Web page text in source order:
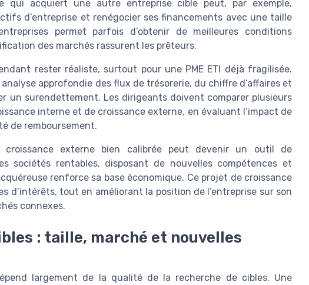
qui acquiert une autre entreprise cible peut, par exemple,
d’entreprise et renégocier ses financements avec une taille
permet parfois d’obtenir de meilleures conditions
des marchés rassurent les prêteurs.
rester réaliste, surtout pour une PME ETI déjà fragilisée.
approfondie des flux de trésorerie, du chiffre d’affaires et
un surendettement. Les dirigeants doivent comparer plusieurs
interne et de croissance externe, en évaluant l’impact de
de remboursement.
externe bien calibrée peut devenir un outil de
sociétés rentables, disposant de nouvelles compétences et
renforce sa base économique. Ce projet de croissance
d’intérêts, tout en améliorant la position de l’entreprise sur son
connexes.
: taille, marché et nouvelles
largement de la qualité de la recherche de cibles. Une